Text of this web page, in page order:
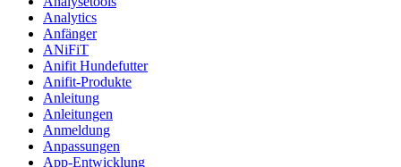
Analytics
Anfänger
ANiFiT
Anifit Hundefutter
Anifit-Produkte
Anleitung
Anleitungen
Anmeldung
Anpassungen
App-Entwicklung